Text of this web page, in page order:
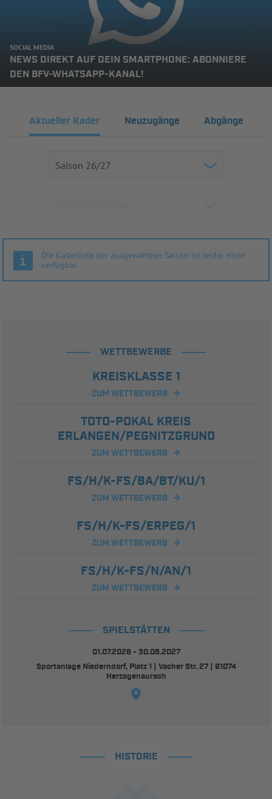
SOCIAL MEDIA
NEWS DIREKT AUF DEIN SMARTPHONE: ABONNIERE
DEN BFV-WHATSAPP-KANAL!
Aktueller Kader Neuzugänge Abgänge
Die Kaderliste der ausgewählten Saison ist leider nicht
verfügbar.
WETTBEWERBE
KREISKLASSE 1
ZUM WETTBEWERB
TOTO-POKAL KREIS
ERLANGEN/PEGNITZGRUND
ZUM WETTBEWERB
FS/H/K-FS/BA/BT/KU/1
ZUM WETTBEWERB
FS/H/K-FS/ERPEG/1
ZUM WETTBEWERB
FS/H/K-FS/N/AN/1
ZUM WETTBEWERB
SPIELSTÄTTEN
01.07.2026 - 30.06.2027
Sportanlage Niederndorf, Platz 1 | Vacher Str. 27 | 91074
Herzogenaurach
HISTORIE